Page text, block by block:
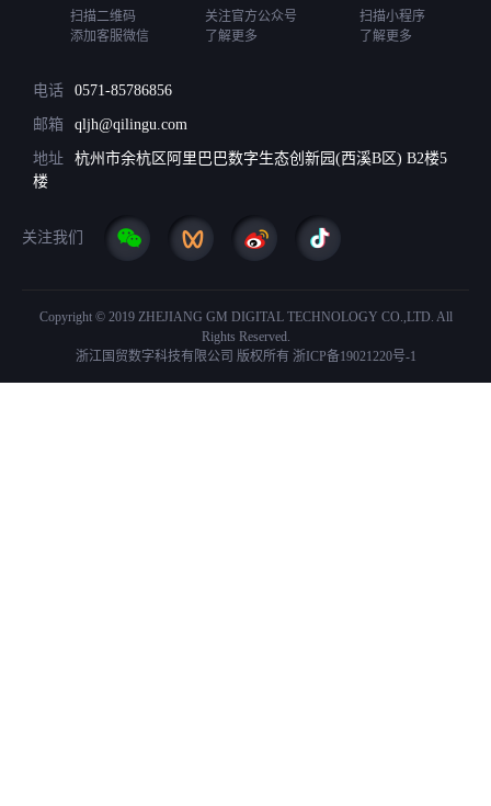
扫描二维码
添加客服微信
关注官方公众号
了解更多
扫描小程序
了解更多
电话 0571-85786856
邮箱 qljh@qilingu.com
地址
杭州市余杭区阿里巴巴数字生态创新园(西溪B区) B2楼5
楼
关注我们
Copyright © 2019 ZHEJIANG GM DIGITAL TECHNOLOGY CO.,LTD. All
Rights Reserved.
浙江国贸数字科技有限公司 版权所有 浙ICP备19021220号-1